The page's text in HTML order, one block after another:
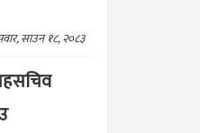
साउन १८, २०८३